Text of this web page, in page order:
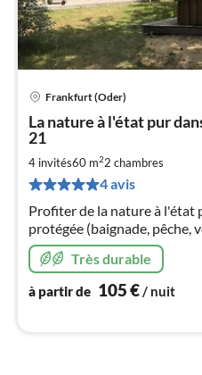
Frankfurt (Oder)
La nature à l'état pur
21
4 invités60 m22 chambres
4 avis
Profiter de la nature à l'état
protégée (baignade, pêche,
plein d'énergie : en couple,
compagnon à quatre pattes.
Très durable
à partir de 105€/ nuit